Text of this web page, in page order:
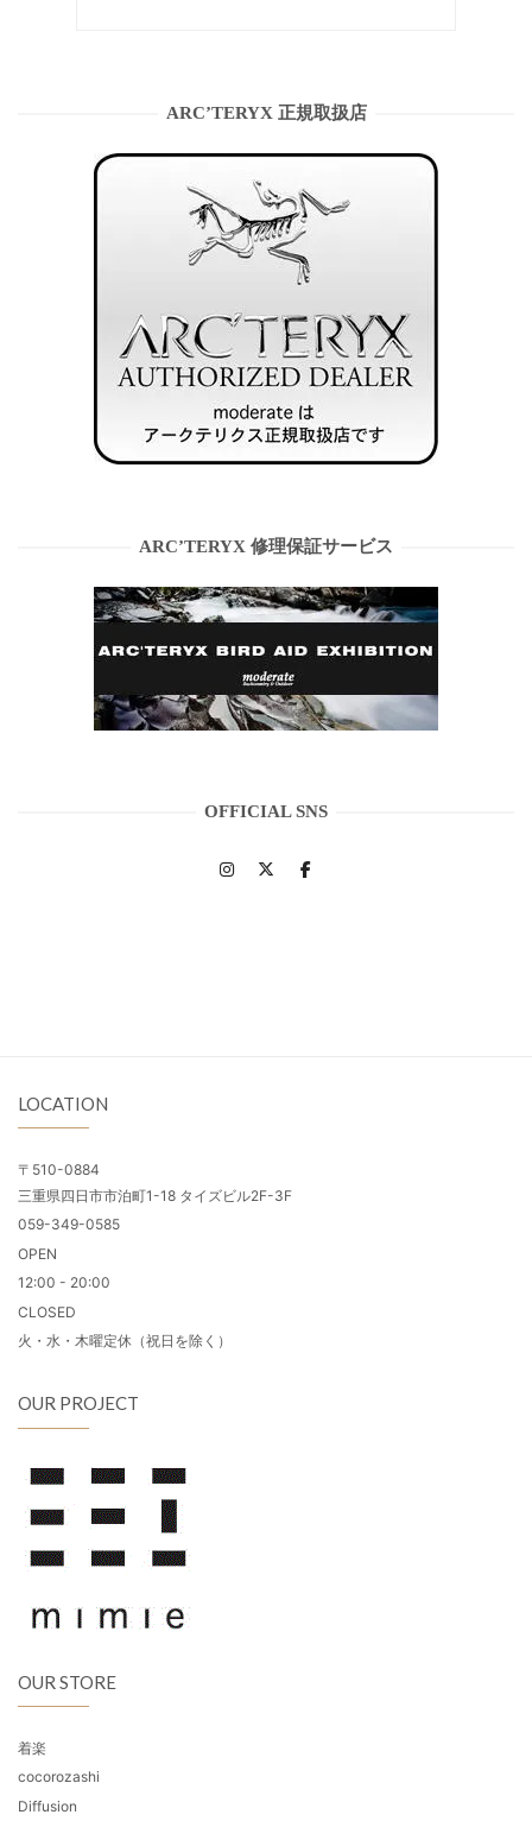
ARC’TERYX 正規取扱店
ARC’TERYX 修理保証サービス
OFFICIAL SNS
LOCATION
〒510-0884
三重県四日市市泊町1-18 タイズビル2F-3F
059-349-0585
OPEN
12:00 - 20:00
CLOSED
火・水・木曜定休（祝日を除く）
OUR PROJECT
OUR STORE
着楽
cocorozashi
Diffusion